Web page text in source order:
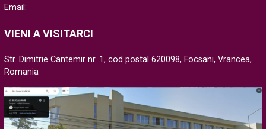
Email:
VIENI A VISITARCI
Str. Dimitrie Cantemir nr. 1, cod postal 620098, Focsani, Vrancea,
Romania